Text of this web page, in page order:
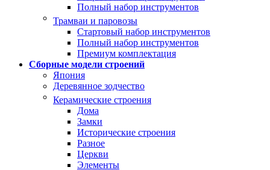
Полный набор инструментов
Трамваи и паровозы
Стартовый набор инструментов
Полный набор инструментов
Премиум комплектация
Сборные модели строений
Япония
Деревянное зодчество
Керамические строения
Дома
Замки
Исторические строения
Разное
Церкви
Элементы